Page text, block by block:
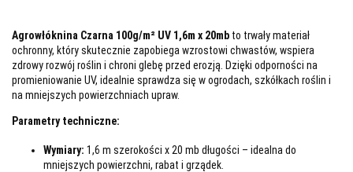
Agrowłóknina Czarna 100g/m² UV 1,6m x 20mb to trwały materiał
ochronny, który skutecznie zapobiega wzrostowi chwastów, wspiera
zdrowy rozwój roślin i chroni glebę przed erozją. Dzięki odporności na
promieniowanie UV, idealnie sprawdza się w ogrodach, szkółkach roślin i
na mniejszych powierzchniach upraw.
Parametry techniczne:
Wymiary: 1,6 m szerokości x 20 mb długości – idealna do
mniejszych powierzchni, rabat i grządek.